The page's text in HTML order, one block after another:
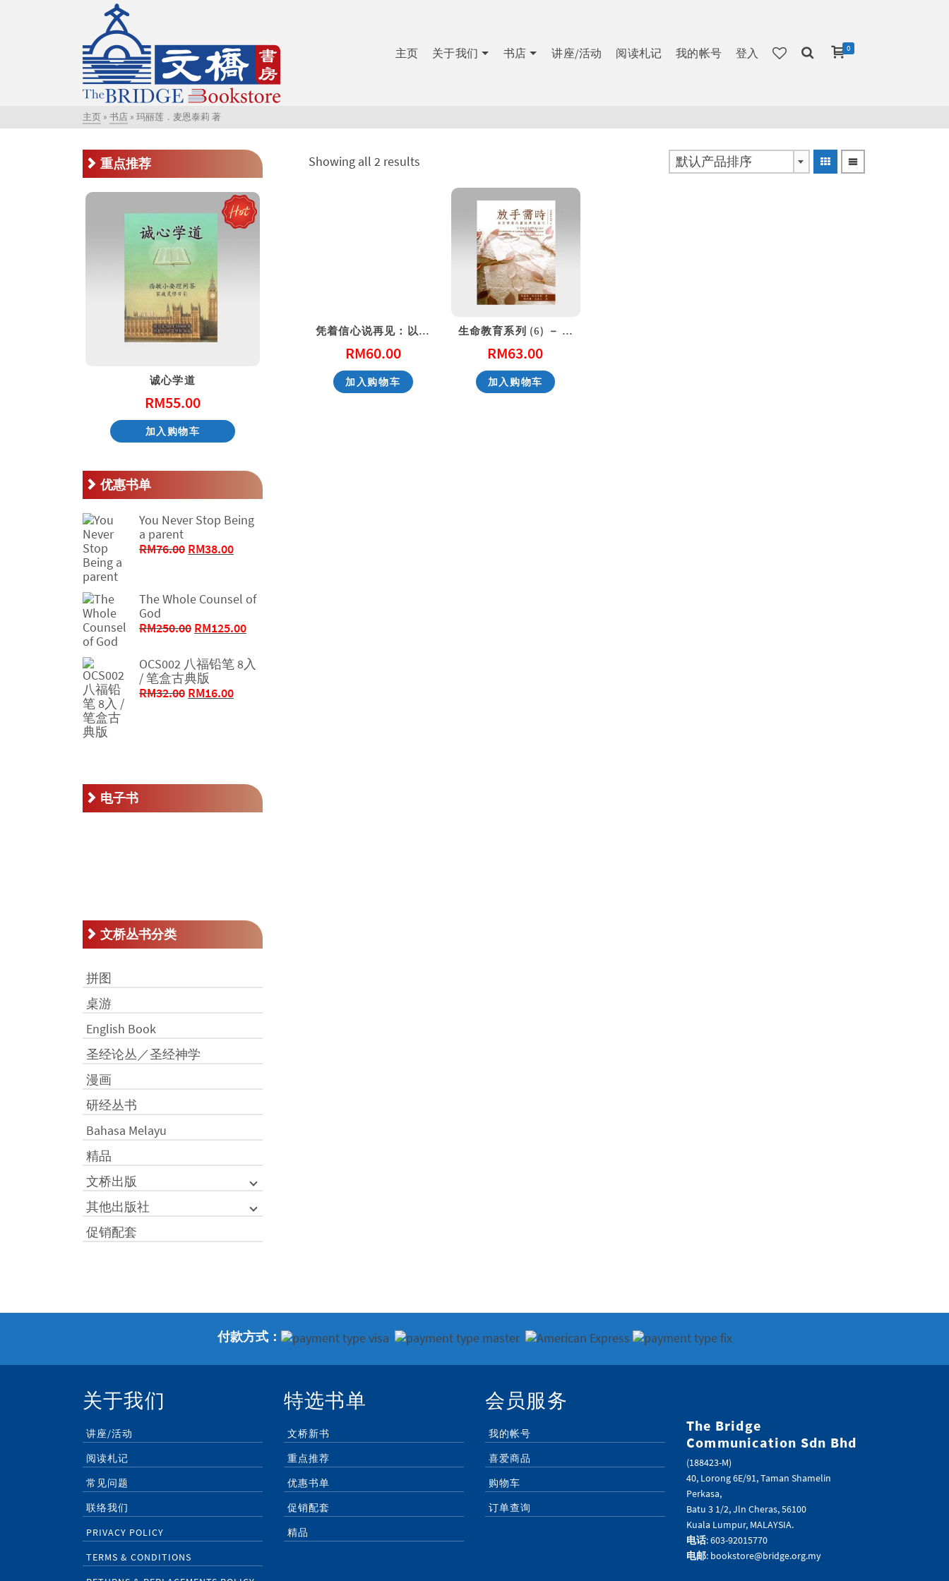
主页 关于我们 书店 讲座/活动 阅读札记 我的帐号 登入 0
主页 » 书店 » 玛丽莲．麦恩泰莉 著
Showing all 2 results 默认产品排序
凭着信心说再见：以爱活出人生最终章
RM60.00
加入购物车
生命教育系列 (6) － 放手需时：告别挚爱的灵性默想指引
RM63.00
加入购物车
重点推荐
诚心学道
RM55.00
加入购物车
优惠书单
You Never Stop Being
a parent
RM76.00 原
RM76.00。
RM38.00当
格
RM38.00。
The Whole Counsel of
God
RM250.00 原
为：
RM250.00。
RM125.00当
价
格
OCS002 八福铅笔 8入
/ 笔盒古典版
RM32.00 原
RM16.00当
电子书
文桥丛书分类
拼图
桌游
English Book
圣经论丛／圣经神学
漫画
研经丛书
Bahasa Melayu
精品
文桥出版
其他出版社
促销配套
付款方式：
关于我们
讲座/活动
阅读札记
常见问题
联络我们
PRIVACY POLICY
TERMS & CONDITIONS
特选书单
文桥新书
重点推荐
优惠书单
促销配套
精品
会员服务
我的帐号
喜爱商品
购物车
订单查询
The Bridge
Communication Sdn Bhd
(188423-M)
40, Lorong 6E/91, Taman Shamelin
Perkasa,
Batu 3 1/2, Jln Cheras, 56100
Kuala Lumpur, MALAYSIA.
电话: 603-92015770
电邮: bookstore@bridge.org.my